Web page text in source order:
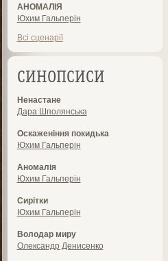
АНОМАЛІЯ
Юхим Гальперін
Всі сценарії
СИНОПСИСИ
Ненастане
Дара Шполянська
Оскаженіння покидька
Юхим Гальперін
Аномалія
Юхим Гальперін
Сирітки
Юхим Гальперін
Володар миру
Олександр Денисенко